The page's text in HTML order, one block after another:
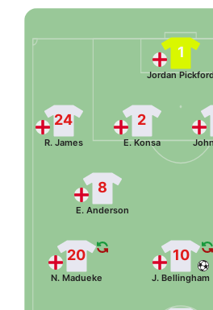
1
Jordan
2
E. Konsa
24
R. James
8
E. Anderson
10
J. Bellingham
20
N. Madueke